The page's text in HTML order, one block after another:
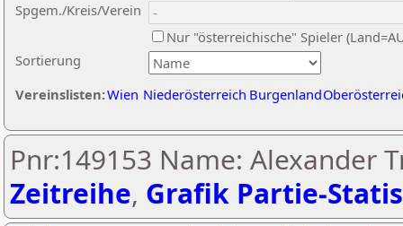
Sortierung
Spgem./Kreis/Verein
Nur "österreichische" Spieler
Vereinslisten:Wien Niederösterreich Burgenland
Pnr:149153 Name: Alexander
Zeitreihe, Grafik Partie-